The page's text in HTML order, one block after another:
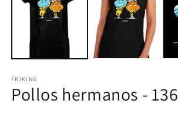
FRIKING
Pollos hermanos - 136